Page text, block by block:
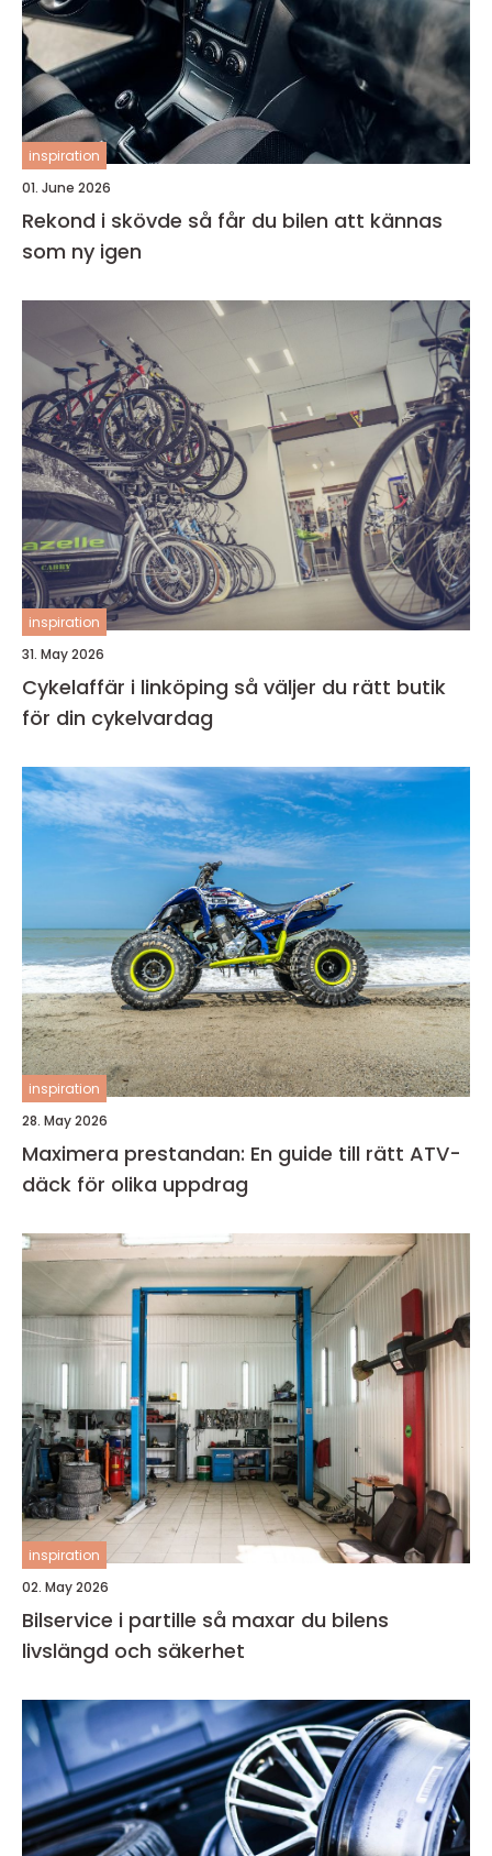
inspiration
01. June 2026
Rekond i skövde så får du bilen att kännas
som ny igen
inspiration
31. May 2026
Cykelaffär i linköping så väljer du rätt butik
för din cykelvardag
inspiration
28. May 2026
Maximera prestandan: En guide till rätt ATV-
däck för olika uppdrag
inspiration
02. May 2026
Bilservice i partille så maxar du bilens
livslängd och säkerhet